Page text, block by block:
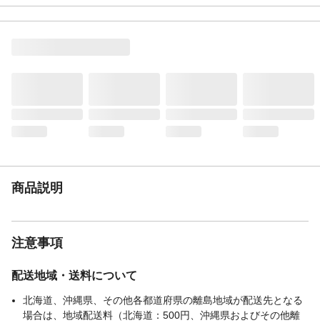
商品説明
注意事項
配送地域・送料について
北海道、沖縄県、その他各都道府県の離島地域が配送先となる
場合は、地域配送料（北海道：500円、沖縄県およびその他離